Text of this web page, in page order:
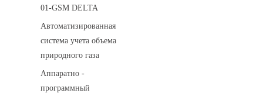
01-GSM DELTA
Автоматизированная
система учета объема
природного газа
Аппаратно -
программный